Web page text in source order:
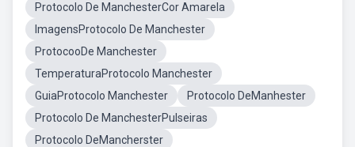
Protocolo De ManchesterCor Amarela
ImagensProtocolo De Manchester
ProtocooDe Manchester
TemperaturaProtocolo Manchester
GuiaProtocolo Manchester
Protocolo DeManhester
Protocolo De ManchesterPulseiras
Protocolo DeMancherster